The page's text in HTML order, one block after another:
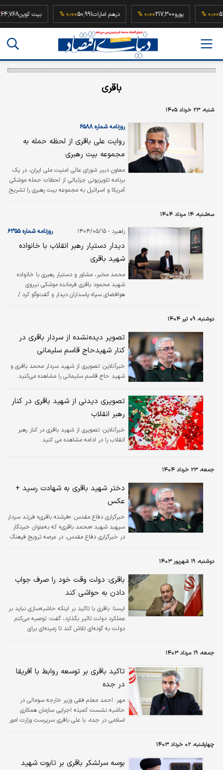
یورو217,300 درهم امارات50,991 بیت کوین
باقری
شنبه، ۲۳ خرداد ۱۴۰۵
روزنامه شماره ۶۵۸۸
روایت علی باقری از لحظه حمله به
مجموعه بیت رهبری
معاون دبیر شورای عالی امنیت ملی ایران، در یک
برنامه تلویزیونی جزئیاتی از لحظات حمله موشکی
آمریکا و اسرائیل به مجموعه بیت رهبری را تشریح
محل حضور ما فاصله اندکی، حدود ۳۰ متر، با
افزود: «در پی انفجارها، شیشه‌ها شکسته شد،
بخش‌هایی از ساختمان آسیب دید و برخی دیوارها
فرو ریخت. پس از آن از محل خارج شدیم. در
لحظه وقوع حادثه ما بیش…
سه‌شنبه، ۱۴ مرداد ۱۴۰۴
راهبرد - ۱۴۰۴/۰۵/۱۵ روزنامه شماره ۶۳۵۵
دیدار دستیار رهبر انقلاب با خانواده
شهید باقری
محمد مخبر، مشاور و دستیار رهبری با خانواده
شهید محمود باقری فرمانده موشکی نیروی
هوافضای سپاه پاسداران دیدار و گفت‌وگو کرد./
دوشنبه، ۰۹ تیر ۱۴۰۴
تصویر دیده‌نشده از سردار باقری در
کنار شهیدحاج قاسم سلیمانی
خبرآنلاین: تصویری از شهید سردار محمد باقری و
شهید حاج قاسم سلیمانی را مشاهده می‌کنید.
تصویری دیدنی از شهید باقری در کنار
رهبر انقلاب
خبرآنلاین: تصویری از شهید باقری در کنار رهبر
انقلاب را در ادامه مشاهده می کنید.
جمعه، ۲۳ خرداد ۱۴۰۴
دختر شهید باقری به شهادت رسید +
عکس
خبرگزاری دفاع مقدس: «فرشته باقری» فرزند سردار
سپهبد شهید «محمد باقری» که به‌عنوان خبرنگار
در خبرگزاری دفاع مقدس، در عرصه ترویج فرهنگ
دوشنبه، ۱۹ شهریور ۱۴۰۳
باقری: دولت وقت خود را صرف جواب
دادن به حواشی کند
ایسنا: باقری با تاکید بر اینکه حاشیه‌سازی نباید بر
عملکرد دولت تاثیر بگذارد، گفت: توصیه می‌کنم
دولت به گونه‌ای تلاش کند تا زمینه‌ای برای
جمعه، ۱۹ مرداد ۱۴۰۳
تاکید باقری بر توسعه روابط با آفریقا
در جده
مهر: احمد معلم فقی وزیر خارجه سومالی در
حاشیه نشست کمیته اجرایی سازمان همکاری
اسلامی در جده، با علی باقری سرپرست وزارت امور
چهارشنبه، ۰۲ خرداد ۱۴۰۳
بوسه سرلشکر باقری بر تابوت شهید